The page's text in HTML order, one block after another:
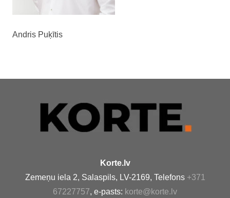
Andris Puķītis
Korte.lv
Zemeņu iela 2, Salaspils, LV-2169, Telefons +371
67227757, e-pasts: korte@korte.lv